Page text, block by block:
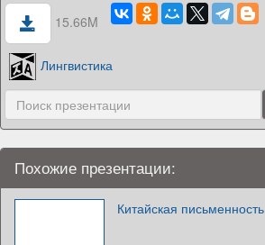
15.66M
Лингвистика
Похожие презентации:
Китайская письменность